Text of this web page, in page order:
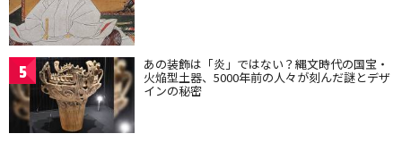
5 あの装飾は「炎」ではない？縄文時代の国宝・
火焔型土器、5000年前の人々が刻んだ謎とデザ
インの秘密